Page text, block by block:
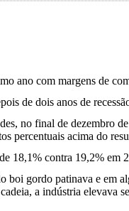
ano com margens de
de dois anos de
no final de dezembro
percentuais acima do
18,1% contra 19,2% em
boi gordo patinava e em
a indústria elevava